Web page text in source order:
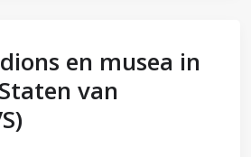
en musea in
van